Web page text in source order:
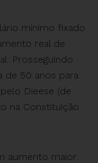
mínimo fixado
real de
Prosseguindo
de 50 anos para
Dieese (de
na Constituição
aumento maior